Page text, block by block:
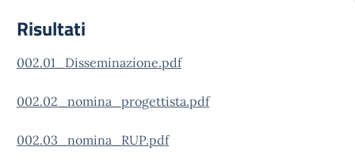
Risultati
002.01_Disseminazione.pdf
002.02_nomina_progettista.pdf
002.03_nomina_RUP.pdf